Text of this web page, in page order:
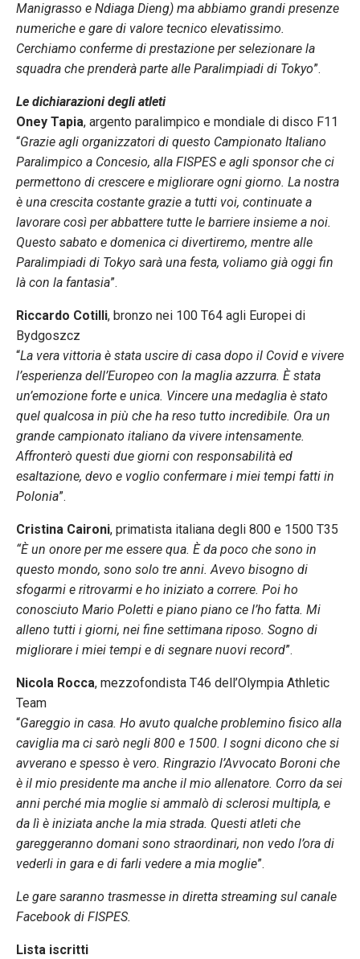
Manigrasso e Ndiaga Dieng) ma abbiamo grandi presenze
numeriche e gare di valore tecnico elevatissimo.
Cerchiamo conferme di prestazione per selezionare la
squadra che prenderà parte alle Paralimpiadi di Tokyo”.
Le dichiarazioni degli atleti
Oney Tapia, argento paralimpico e mondiale di disco F11
“Grazie agli organizzatori di questo Campionato Italiano
Paralimpico a Concesio, alla FISPES e agli sponsor che ci
permettono di crescere e migliorare ogni giorno. La nostra
è una crescita costante grazie a tutti voi, continuate a
lavorare così per abbattere tutte le barriere insieme a noi.
Questo sabato e domenica ci divertiremo, mentre alle
Paralimpiadi di Tokyo sarà una festa, voliamo già oggi fin
là con la fantasia”.
Riccardo Cotilli, bronzo nei 100 T64 agli Europei di
Bydgoszcz
“La vera vittoria è stata uscire di casa dopo il Covid e vivere
l’esperienza dell’Europeo con la maglia azzurra. È stata
un’emozione forte e unica. Vincere una medaglia è stato
quel qualcosa in più che ha reso tutto incredibile. Ora un
grande campionato italiano da vivere intensamente.
Affronterò questi due giorni con responsabilità ed
esaltazione, devo e voglio confermare i miei tempi fatti in
Polonia”.
Cristina Caironi, primatista italiana degli 800 e 1500 T35
“È un onore per me essere qua. È da poco che sono in
questo mondo, sono solo tre anni. Avevo bisogno di
sfogarmi e ritrovarmi e ho iniziato a correre. Poi ho
conosciuto Mario Poletti e piano piano ce l’ho fatta. Mi
alleno tutti i giorni, nei fine settimana riposo. Sogno di
migliorare i miei tempi e di segnare nuovi record”.
Nicola Rocca, mezzofondista T46 dell’Olympia Athletic
Team
“Gareggio in casa. Ho avuto qualche problemino fisico alla
caviglia ma ci sarò negli 800 e 1500. I sogni dicono che si
avverano e spesso è vero. Ringrazio l’Avvocato Boroni che
è il mio presidente ma anche il mio allenatore. Corro da sei
anni perché mia moglie si ammalò di sclerosi multipla, e
da lì è iniziata anche la mia strada. Questi atleti che
gareggeranno domani sono straordinari, non vedo l’ora di
vederli in gara e di farli vedere a mia moglie”.
Le gare saranno trasmesse in diretta streaming sul canale
Facebook di FISPES.
Lista iscritti